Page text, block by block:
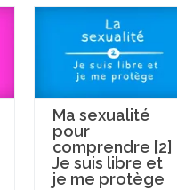
Ma sexualité
pour
comprendre [2]
Je suis libre et
je me protège